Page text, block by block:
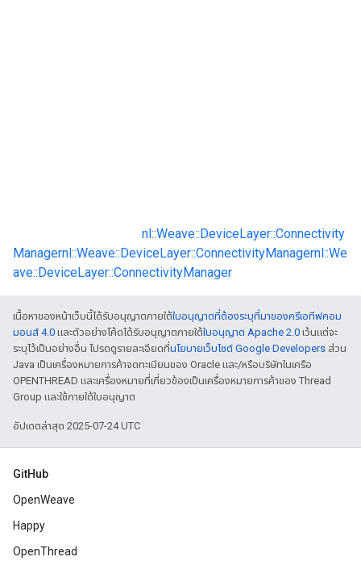
nl::Weave::DeviceLayer::Connectivity
Managernl::Weave::DeviceLayer::ConnectivityManagernl::We
ave::DeviceLayer::ConnectivityManager
เนื้อหาของหน้าเว็บนี้ได้รับอนุญาตภายใต้ใบอนุญาตที่ต้องระบุที่มาของครีเอทีฟคอม
มอนส์ 4.0 และตัวอย่างโค้ดได้รับอนุญาตภายใต้ใบอนุญาต Apache 2.0 เว้นแต่จะ
ระบุไว้เป็นอย่างอื่น โปรดดูรายละเอียดที่นโยบายเว็บไซต์ Google Developers ส่วน
Java เป็นเครื่องหมายการค้าจดทะเบียนของ Oracle และ/หรือบริษัทในเครือ
OPENTHREAD และเครื่องหมายที่เกี่ยวข้องเป็นเครื่องหมายการค้าของ Thread
Group และใช้ภายใต้ใบอนุญาต
อัปเดตล่าสุด 2025-07-24 UTC
GitHub
OpenWeave
Happy
OpenThread